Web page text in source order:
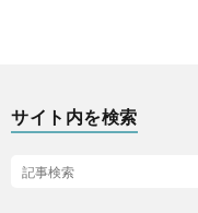
サイト内を検索